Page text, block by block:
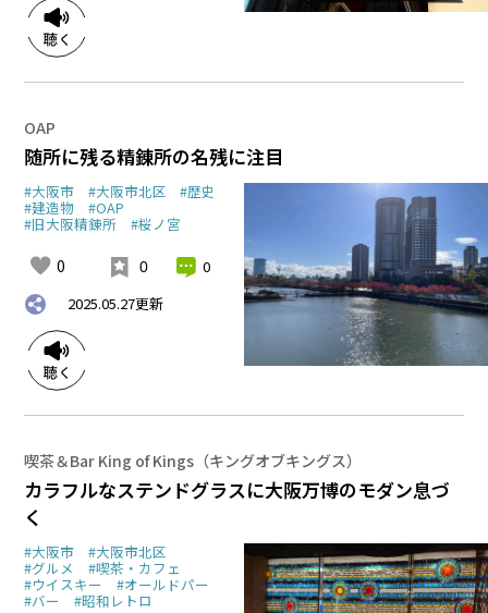
OAP
随所に残る精錬所の名残に注目
#大阪市 #大阪市北区 #歴史
#建造物 #OAP
#旧大阪精錬所 #桜ノ宮
0 0
0
2025.05.27更新
喫茶＆Bar King of Kings（キングオブキングス）
カラフルなステンドグラスに大阪万博のモダン息づ
く
#大阪市 #大阪市北区
#グルメ #喫茶・カフェ
#ウイスキー #オールドパー
#バー #昭和レトロ